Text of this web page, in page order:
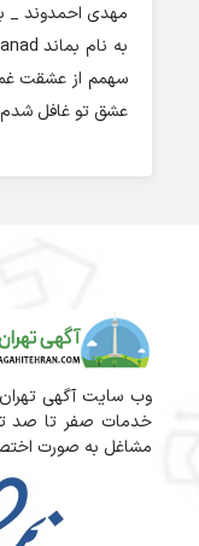
مهدی احمدوند _
سهمم از عشقت
عشق تو غافل شدم
وب سایت آگهی تهران
خدمات صفر تا صد
مشاغل به صورت